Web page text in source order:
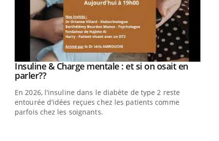
Youtube
Insuline & Charge mentale : et si on osait en
parler??Youtube
En 2026, l'insuline dans le diabète de type 2 reste
entourée d'idées reçues chez les patients comme
parfois chez les soignants.